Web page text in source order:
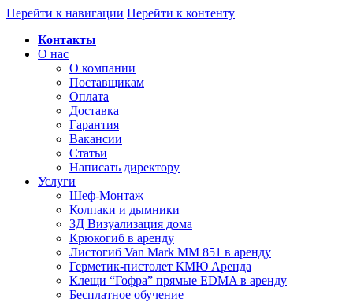
Перейти к навигации Перейти к контенту
Контакты
О нас
О компании
Поставщикам
Оплата
Доставка
Гарантия
Вакансии
Статьи
Написать директору
Услуги
Шеф-Монтаж
Колпаки и дымники
3Д Визуализация дома
Крюкогиб в аренду
Листогиб Van Mark MM 851 в аренду
Герметик-пистолет КМЮ Аренда
Клещи “Гофра” прямые EDMA в аренду
Бесплатное обучение